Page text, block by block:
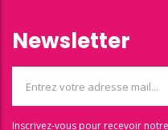
Newsletter
Inscrivez-vous pour recevoir